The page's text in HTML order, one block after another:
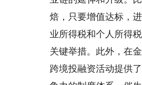
焙，只要增值达标，
业所得税和个人所得
关键举措。此外，在
跨境投融资活动提供